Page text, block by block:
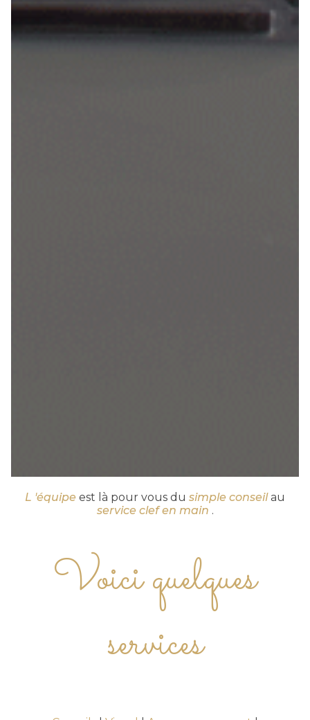
L 'équipe est là pour vous du simple conseilau
service clef en main .
Voici quelques
services